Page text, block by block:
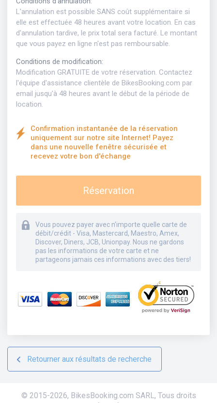
L'annulation est possible SANS coût supplémentaire si
elle est effectuée 48 heures avant votre location. En cas
d'annulation tardive, le prix total sera facturé. Le montant
que vous payez en ligne n'est pas remboursable.
Conditions de modification:
Modification GRATUITE de votre réservation. Contactez
l'équipe d'assistance clientèle de BikesBooking.com par
email jusqu'à 48 heures avant le début de la période de
location.
Confirmation instantanée de la réservation
uniquement sur notre site Internet! Payez
dans une nouvelle fenêtre sécurisée et
recevez votre bon d'échange
Réservation
Vous pouvez payer avec n'importe quelle carte de
débit/crédit - Visa, Mastercard, Maestro, Amex,
Discover, Diners, JCB, Unionpay. Nous ne gardons
pas les informations de votre carte et ne
partageons jamais ces informations avec des tiers!
Retourner aux résultats de recherche
© 2015-2026, BikesBooking.com SARL, Tous droits